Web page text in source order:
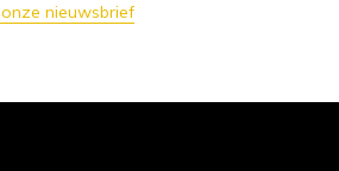
nieuwsbrief